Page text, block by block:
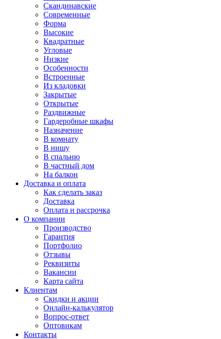
Скандинавские
Современные
Форма
Высокие
Квадратные
Угловые
Низкие
Особенности
Встроенные
Из кладовки
Закрытые
Открытые
Раздвижные
Гардеробные шкафы
Назначение
В комнату
В нишу
В спальню
В частный дом
На балкон
Доставка и оплата
Как сделать заказ
Доставка
Оплата и рассрочка
О компании
Производство
Гарантия
Портфолио
Отзывы
Реквизиты
Вакансии
Карта сайта
Клиентам
Скидки и акции
Онлайн-калькулятор
Вопрос-ответ
Оптовикам
Контакты